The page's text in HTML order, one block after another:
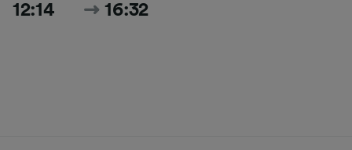
12:14 16:32